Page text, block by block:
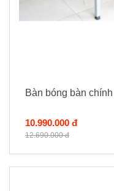
Bàn bóng bàn
10.990.000 đ
12.690.000 đ